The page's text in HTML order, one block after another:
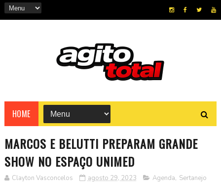
HOME
MARCOS E BELUTTI PREPARAM GRANDE
SHOW NO ESPAÇO UNIMED
Clayton Vasconcelos agosto 29, 2023 Agenda, Sertanejo